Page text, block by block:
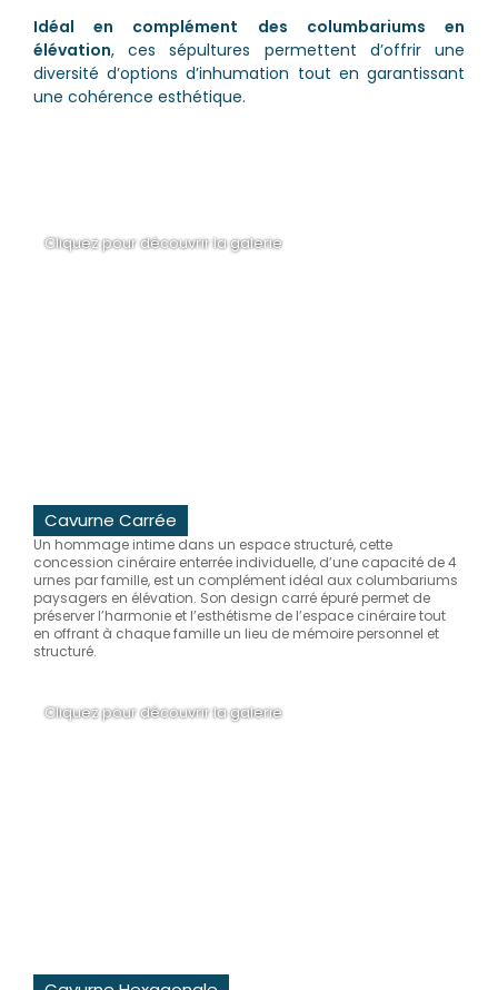
Idéal en complément des columbariums en
élévation, ces sépultures permettent d’offrir une
diversité d’options d’inhumation tout en garantissant
une cohérence esthétique.
Cliquez pour découvrir la galerie
Cavurne Carrée
Un hommage intime dans un espace structuré, cette
concession cinéraire enterrée individuelle, d’une capacité de 4
urnes par famille, est un complément idéal aux columbariums
paysagers en élévation. Son design carré épuré permet de
préserver l’harmonie et l’esthétisme de l’espace cinéraire tout
en offrant à chaque famille un lieu de mémoire personnel et
structuré.
Cliquez pour découvrir la galerie